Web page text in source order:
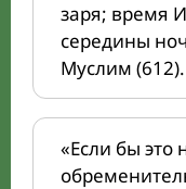
заря; время
середины
Муслим (612).
«Если бы это